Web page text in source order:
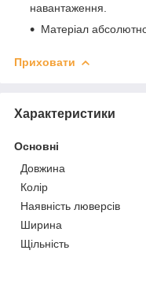
навантаження.
Матеріал
Приховати
Характеристики
Основні
Довжина
Колір
Наявність люверсів
Ширина
Щільність